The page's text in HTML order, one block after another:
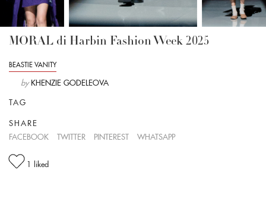
MORAL di Harbin Fashion Week 2025
BEASTIE VANITY
by KHENZIE GODELEOVA
TAG
SHARE
FACEBOOK
TWITTER PINTEREST WHATSAPP
1 liked